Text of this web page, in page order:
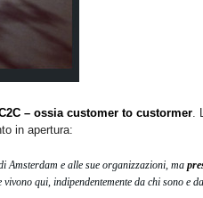
– ossia customer to custormer.
in apertura:
Amsterdam e alle sue organizzazioni, ma
qui, indipendentemente da chi sono e